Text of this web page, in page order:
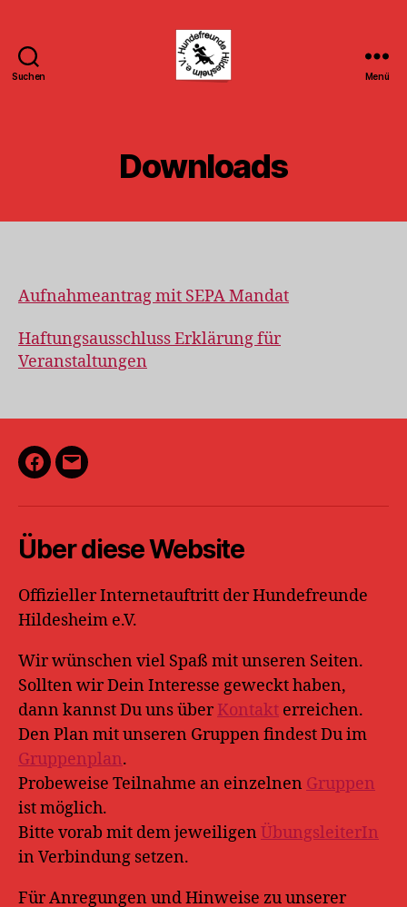
Suchen Menü
Downloads
Aufnahmeantrag mit SEPA Mandat
Haftungsausschluss Erklärung für
Veranstaltungen
Facebook
E-
Über diese Website
Offizieller Internetauftritt der Hundefreunde
Hildesheim e.V.
Wir wünschen viel Spaß mit unseren Seiten.
Sollten wir Dein Interesse geweckt haben,
dann kannst Du uns überKontakt erreichen.
Den Plan mit unseren Gruppen findest Du im
Gruppenplan.
Probeweise Teilnahme an einzelnen Gruppen
ist möglich.
Bitte vorab mit dem jeweiligen ÜbungsleiterIn
in Verbindung setzen.
Für Anregungen und Hinweise zu unserer